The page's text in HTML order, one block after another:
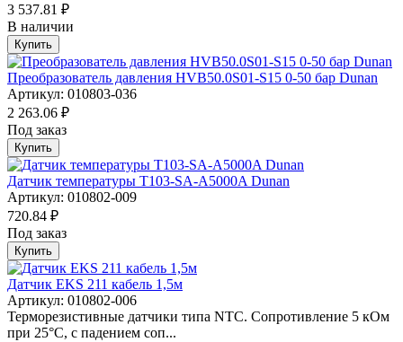
3 537.81 ₽
В наличии
Купить
Преобразователь давления HVB50.0S01-S15 0-50 бар Dunan
Артикул: 010803-036
2 263.06 ₽
Под заказ
Купить
Датчик температуры T103-SA-A5000A Dunan
Артикул: 010802-009
720.84 ₽
Под заказ
Купить
Датчик EKS 211 кабель 1,5м
Артикул: 010802-006
Терморезистивные датчики типа NTC. Сопротивление 5 кОм
при 25°С, с падением соп...